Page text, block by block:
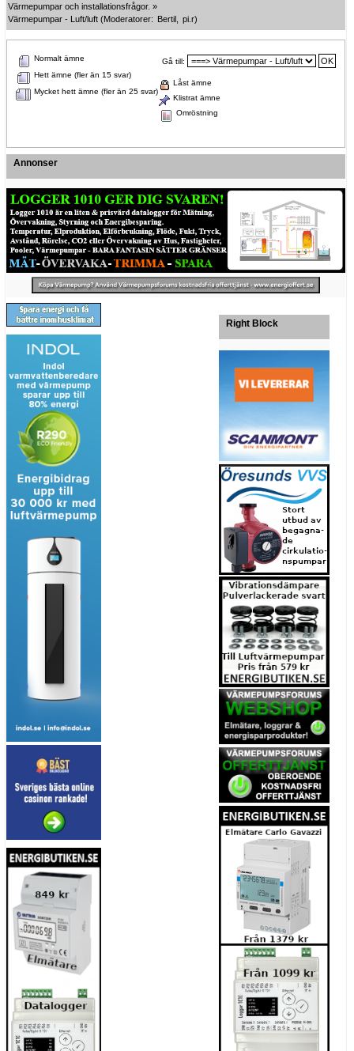
Värmepumpar och installationsfrågor. »
Värmepumpar - Luft/luft (Moderatorer: Bertil pi.r)
Gå till:
Normalt ämne
Hett ämne (fler än 15 svar)
Mycket hett ämne (fler än 25 svar)
Låst ämne
Klistrat ämne
Omröstning
Annonser
Right Block